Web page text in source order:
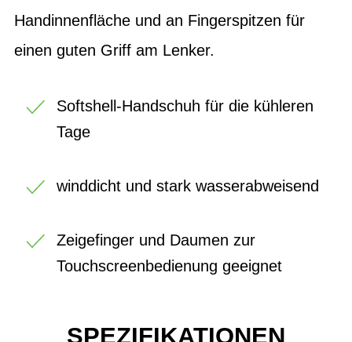
Handinnenfläche und an Fingerspitzen für
einen guten Griff am Lenker.
Softshell-Handschuh für die kühleren
Tage
winddicht und stark wasserabweisend
Zeigefinger und Daumen zur
Touchscreenbedienung geeignet
SPEZIFIKATIONEN